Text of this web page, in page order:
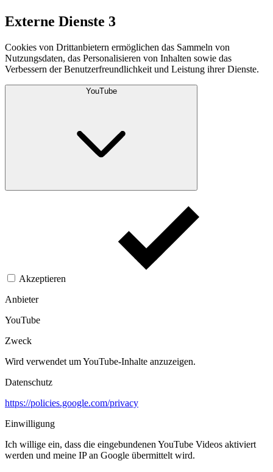
Externe Dienste 3
Cookies von Drittanbietern ermöglichen das Sammeln von
Nutzungsdaten, das Personalisieren von Inhalten sowie das
Verbessern der Benutzerfreundlichkeit und Leistung ihrer Dienste.
YouTube
Akzeptieren
Anbieter
YouTube
Zweck
Wird verwendet um YouTube-Inhalte anzuzeigen.​
Datenschutz
https://policies.google.com/privacy
Einwilligung
Ich willige ein, dass die eingebundenen YouTube Videos aktiviert
werden und meine IP an Google übermittelt wird.​